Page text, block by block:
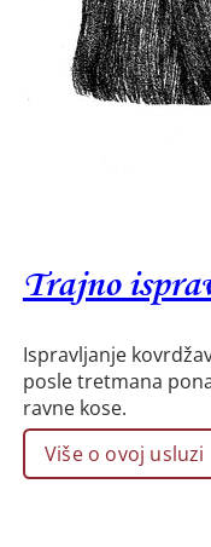
Trajno
Ispravljanje
posle tretmana
ravne kose.
Više o ovoj usluzi